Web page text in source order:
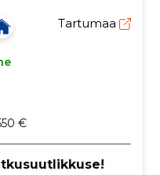
Tartumaa
€